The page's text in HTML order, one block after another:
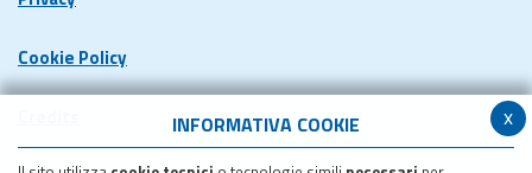
x
INFORMATIVA COOKIE
Cookie Policy